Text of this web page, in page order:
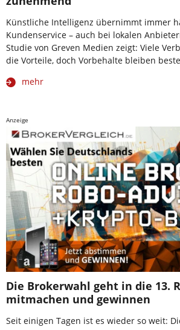
Künstliche Intelligenz übernimmt immer
Kundenservice – auch bei lokalen
Studie von Greven Medien zeigt: Viele
die Vorteile, doch Vorbehalte bleiben
mehr
Anzeige
Die Brokerwahl geht in die 13.
mitmachen und gewinnen
Seit einigen Tagen ist es wieder so weit: